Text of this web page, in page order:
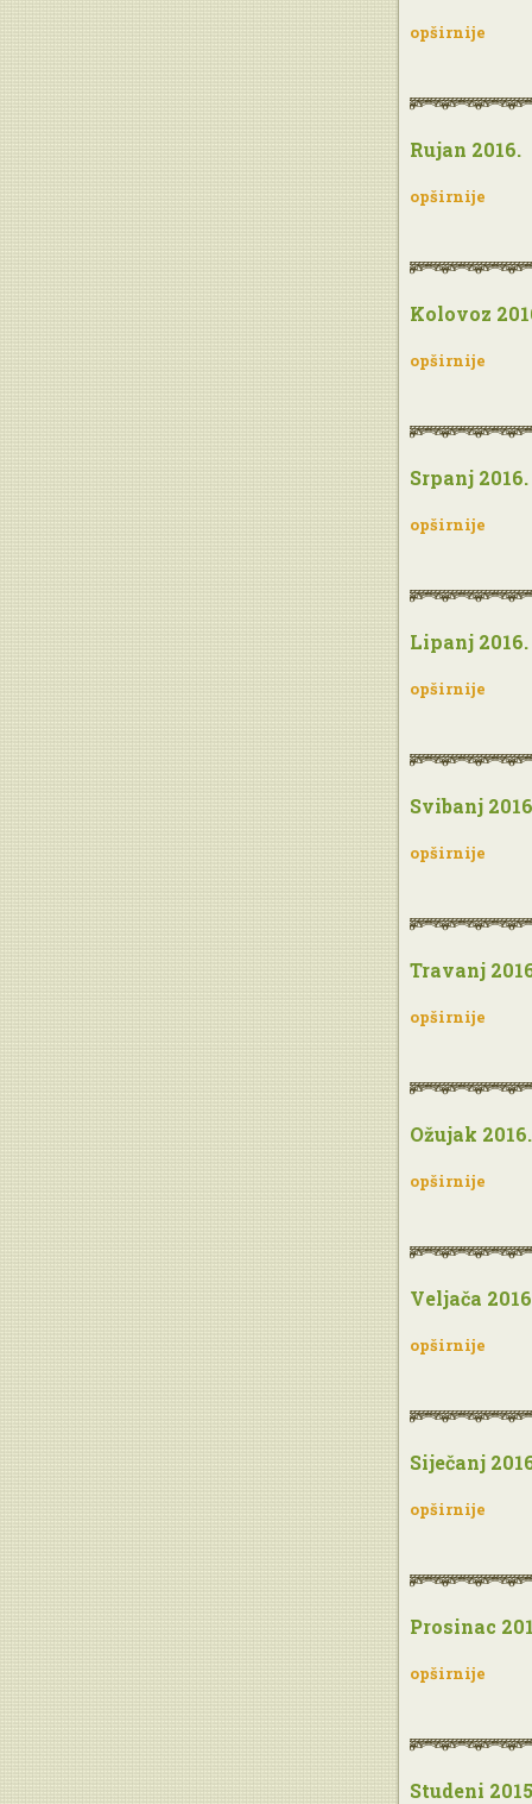
opširnije
Rujan 2016.
opširnije
Kolovoz
opširnije
Srpanj 2016.
opširnije
Lipanj 2016.
opširnije
Svibanj
opširnije
Travanj
opširnije
Ožujak 2016.
opširnije
Veljača
opširnije
Siječanj
opširnije
Prosinac
opširnije
Studeni